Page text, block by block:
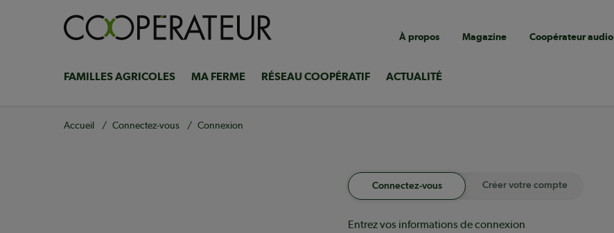
Navigation
utilitaire
À propos Magazine Coopérateur audio
Navigation
principale
FAMILLES AGRICOLES MA FERME RÉSEAU COOPÉRATIF ACTUALITÉ
Fil
Accueil Connectez-vous Connexion
Connectez-vous Créer votre compte
Entrez vos informations de connexion